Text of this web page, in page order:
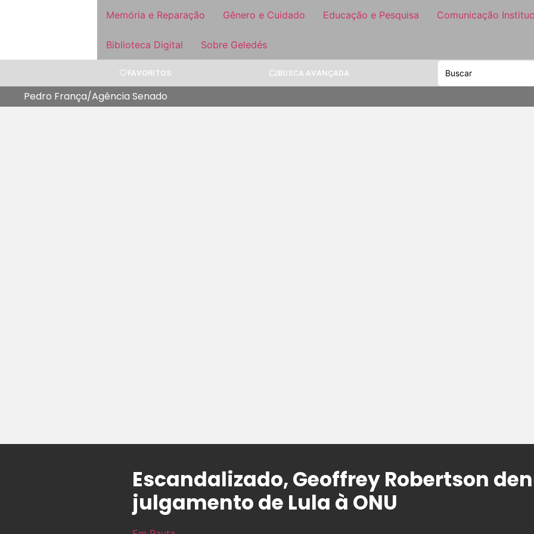
Memória e Reparação Gênero e Cuidado Educação e Pesquisa Comunicação
Biblioteca Digital Sobre Geledés
FAVORITOS BUSCA AVANÇADA
Pedro França/Agência Senado
Escandalizado, Geoffrey Robertson
julgamento de Lula à ONU